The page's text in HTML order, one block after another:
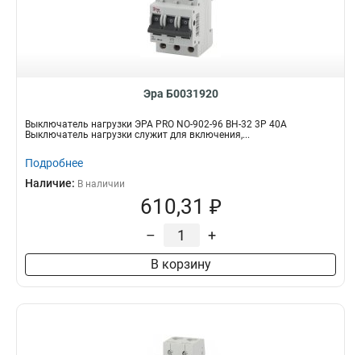
Эра Б0031920
Выключатель нагрузки ЭРА PRO NO-902-96 ВН-32 3P 40A
Выключатель нагрузки служит для включения,...
Подробнее
Наличие: В наличии
610,31 ₽
– +
В корзину